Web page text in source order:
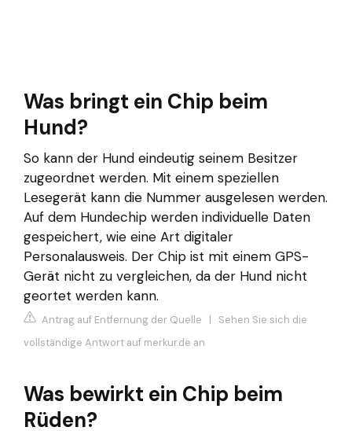
Was bringt ein Chip beim
Hund?
So kann der Hund eindeutig seinem Besitzer
zugeordnet werden. Mit einem speziellen
Lesegerät kann die Nummer ausgelesen werden.
Auf dem Hundechip werden individuelle Daten
gespeichert, wie eine Art digitaler
Personalausweis. Der Chip ist mit einem GPS-
Gerät nicht zu vergleichen, da der Hund nicht
geortet werden kann.
Antrag auf Entfernung der Quelle | Sehen Sie sich die
vollständige Antwort auf merkur.de an
Was bewirkt ein Chip beim
Rüden?